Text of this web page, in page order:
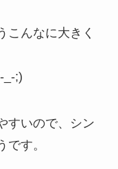
こんなに大きく
_-;)
すいので、シン
す。